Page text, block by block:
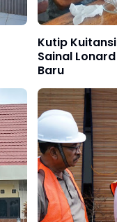
Kutip
Sainal
Baru